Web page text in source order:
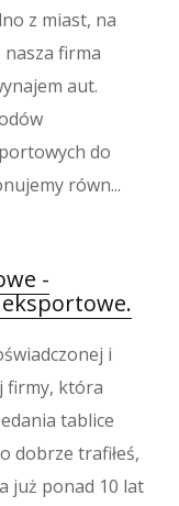
z miast, na
firma
aut.
do
równ...
-
i
firmy, która
tablice
dobrze trafiłeś,
już ponad 10 lat